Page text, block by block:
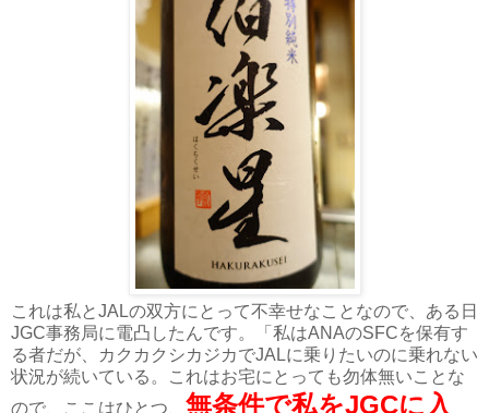
これは私とJALの双方にとって不幸せなことなので、ある日
JGC事務局に電凸したんです。「私はANAのSFCを保有す
る者だが、カクカクシカジカでJALに乗りたいのに乗れない
状況が続いている。これはお宅にとっても勿体無いことな
ので、ここはひとつ、 無条件で私をJGCに入